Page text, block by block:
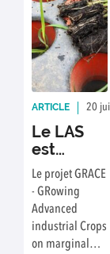
ARTICLE 20
Le LAS
est
partenaire
du projet
européen
GRACE
Le projet GRACE
- GRowing
Advanced
industrial Crops
on marginal